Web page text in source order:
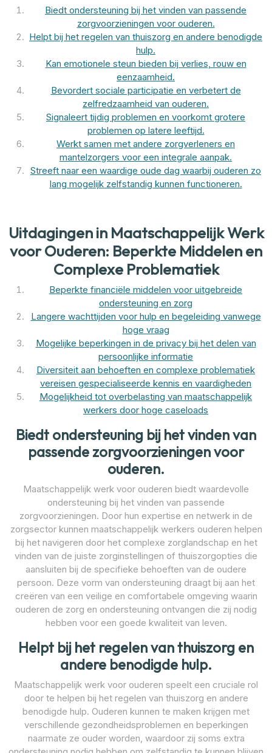
Biedt ondersteuning bij het vinden van passende
zorgvoorzieningen voor ouderen.
Helpt bij het regelen van thuiszorg en andere benodigde
hulp.
Kan emotionele steun bieden bij verlies, rouw en
eenzaamheid.
Bevordert sociale participatie en verbetert de
zelfredzaamheid van ouderen.
Signaleert tijdig problemen en voorkomt grotere
problemen op latere leeftijd.
Werkt samen met andere zorgverleners en
mantelzorgers voor een integrale aanpak.
Streeft naar een waardige oude dag waarbij ouderen zo
lang mogelijk zelfstandig kunnen functioneren.
Uitdagingen in Maatschappelijk Werk
voor Ouderen: Beperkte Middelen en
Complexe Problematiek
Beperkte financiële middelen voor uitgebreide
ondersteuning en zorg
Langere wachttijden voor hulp en begeleiding vanwege
hoge vraag
Mogelijke beperkingen in de privacy bij het delen van
persoonlijke informatie
Diversiteit aan behoeften en complexe problematiek
vereisen gespecialiseerde kennis en vaardigheden
Mogelijkheid tot overbelasting van maatschappelijk
werkers door hoge caseloads
Biedt ondersteuning bij het vinden van
passende zorgvoorzieningen voor
ouderen.
Maatschappelijk werk voor ouderen biedt waardevolle
ondersteuning bij het vinden van passende
zorgvoorzieningen. Door hun expertise en netwerk in de
zorgsector kunnen maatschappelijk werkers ouderen helpen
bij het navigeren door het complexe zorglandschap en het
vinden van de juiste zorginstellingen of thuiszorgopties die
aansluiten bij de specifieke behoeften van de oudere
persoon. Deze vorm van ondersteuning draagt bij aan het
creëren van een veilige en comfortabele omgeving waarin
ouderen de zorg en ondersteuning ontvangen die zij nodig
hebben voor een goede kwaliteit van leven.
Helpt bij het regelen van thuiszorg en
andere benodigde hulp.
Maatschappelijk werk voor ouderen speelt een cruciale rol
door te helpen bij het regelen van thuiszorg en andere
benodigde hulp. Ouderen kunnen te maken krijgen met
verschillende gezondheidsproblemen en beperkingen
naarmate ze ouder worden, waardoor zij soms extra